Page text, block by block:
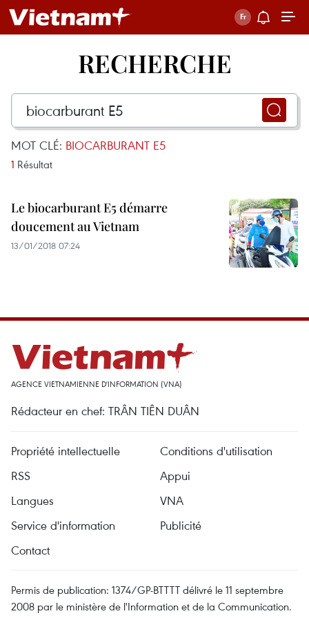
RECHERCHE
MOT CLÉ: BIOCARBURANT E5
1 Résultat
Le biocarburant E5 démarre
doucement au Vietnam
13/01/2018 07:24
AGENCE VIETNAMIENNE D'INFORMATION (VNA)
Rédacteur en chef: TRÂN TIÊN DUÂN
Propriété intellectuelle
Conditions d'utilisation
RSS
Appui
Langues
VNA
Service d'information
Publicité
Contact
Permis de publication: 1374/GP-BTTTT délivré le 11 septembre
2008 par le ministère de l'Information et de la Communication.